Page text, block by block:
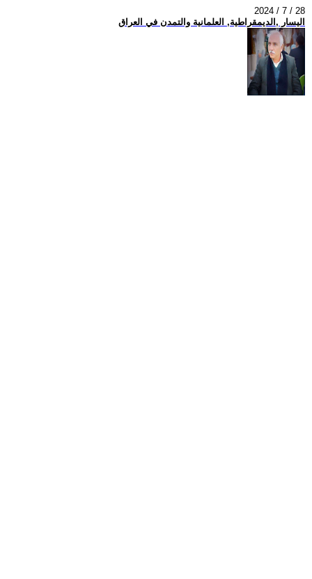
2024 / 7 / 28
اليسار ,الديمقراطية, العلمانية والتمدن في العراق